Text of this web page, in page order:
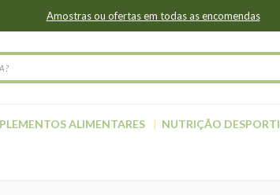
Amostras ou ofertas em todas as encomendas
ALIMENTARES NUTRIÇÃO